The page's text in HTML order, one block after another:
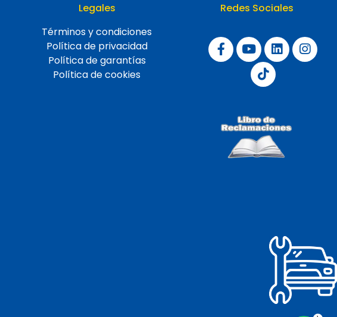
Legales
Términos y condiciones
Política de privacidad
Política de garantías
Política de cookies
Redes Sociales